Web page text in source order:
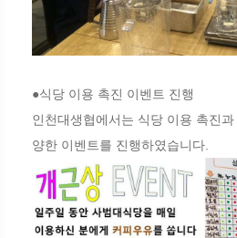
●식당 이용 촉진 이벤트 진행
인천대생협에서는 식당 이용 촉진
양한 이벤트를 진행하였습니다.